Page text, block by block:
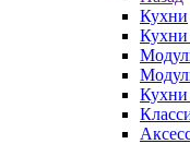
Кухни